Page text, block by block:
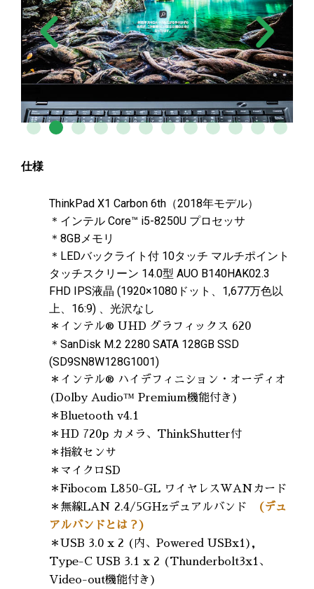
仕様
ThinkPad X1 Carbon 6th（2018年モデル）
＊インテル Core™ i5-8250U プロセッサ
＊8GBメモリ
＊LEDバックライト付 10タッチ マルチポイント
タッチスクリーン 14.0型 AUO B140HAK02.3
FHD IPS液晶 (1920×1080ドット、1,677万色以
上、16:9) 、光沢なし
＊インテル® UHD グラフィックス 620
＊SanDisk M.2 2280 SATA 128GB SSD
(SD9SN8W128G1001)
＊インテル® ハイデフィニション・オーディオ
(Dolby Audio™ Premium機能付き)
＊Bluetooth v4.1
＊HD 720p カメラ、ThinkShutter付
＊指紋センサ
＊マイクロSD
＊Fibocom L850-GL ワイヤレスWANカード
＊無線LAN 2.4/5GHzデュアルバンド
(デュ
アルバンドとは？)
＊USB 3.0 x 2 (内、Powered USBx1)，
Type-C USB 3.1 x 2 (Thunderbolt3x1、
Video-out機能付き)